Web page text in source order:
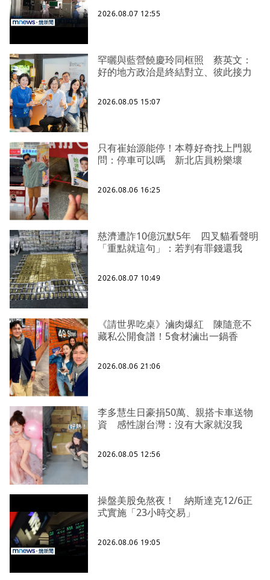
2026.08.07 12:55
罕曬與藍營饒慶玲同框照 蔡英文：
好的地方政治是終結對立、彼此接力
2026.08.05 15:07
只有崔始源能停！本尊好奇找上門親
問：停車可以嗎 新北店員粉樂壞
2026.08.06 16:25
慈濟遭詐10億沉默5年 四叉貓看聲明
「重點就這句」：若判有罪錢還我
2026.08.07 10:49
《請世界吃桌》滷肉爆紅 陳隨意不
藏私公開食譜！5食材滷出一鍋香
2026.08.06 21:06
李多慧生日豪捐50萬、親搭卡車送物
資 感性謝台灣：沒有大家就沒我
2026.08.05 12:56
操盤美股免熬夜！ 納斯達克12/6正
式實施「23小時交易」
2026.08.06 19:05